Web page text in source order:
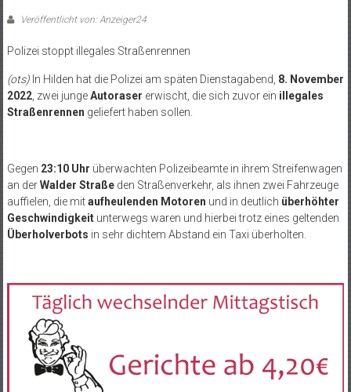
Veröffentlicht von: Anzeiger24
Polizei stoppt illegales Straßenrennen
(ots)In Hilden hat die Polizei am späten Dienstagabend, 8. November
2022, zwei jungeAutoraser erwischt, die sich zuvor ein illegales
Straßenrennen geliefert haben sollen.
Gegen 23:10 Uhr überwachten Polizeibeamte in ihrem Streifenwagen
an derWalder Straßeden Straßenverkehr, als ihnen zwei Fahrzeuge
auffielen, die mitaufheulenden Motoren und in deutlich überhöhter
Geschwindigkeitunterwegs waren und hierbei trotz eines geltenden
Überholverbots in sehr dichtem Abstand ein Taxi überholten.